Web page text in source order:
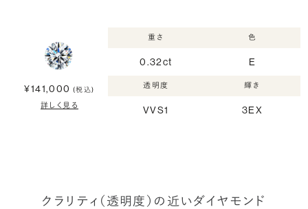
¥141,000 (税込)
詳しく見る
重さ
0.32ct
色
E
透明度
VVS1
輝き
3EX
クラリティ（透明度）の近いダイヤモンド